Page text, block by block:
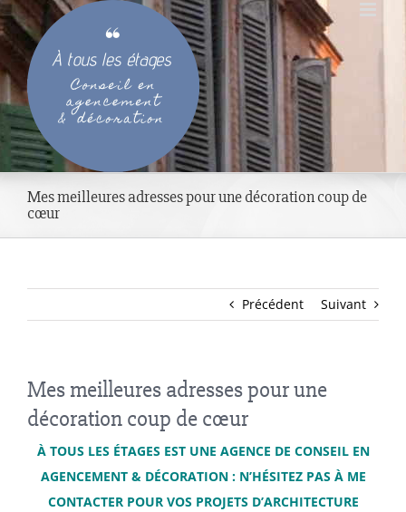
Passer
au
contenu
Mes meilleures adresses pour une décoration coup de
cœur
Précédent Suivant
Mes meilleures adresses pour une
décoration coup de cœur
À TOUS LES ÉTAGES EST UNE AGENCE DE CONSEIL EN
AGENCEMENT & DÉCORATION : N’HÉSITEZ PAS À ME
CONTACTER POUR VOS PROJETS D’ARCHITECTURE